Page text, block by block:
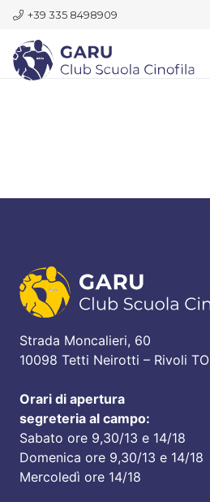
+39 335 8498909
Strada Moncalieri, 60
10098 Tetti Neirotti – Rivoli TO
Orari di apertura
segreteria al campo:
Sabato ore 9,30/13 e 14/18
Domenica ore 9,30/13 e 14/18
Mercoledì ore 14/18